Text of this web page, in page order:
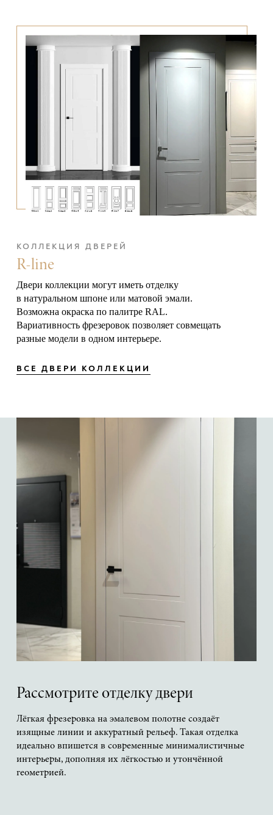
КОЛЛЕКЦИЯ ДВЕРЕЙ
R-line
Двери коллекции могут иметь отделку
в натуральном шпоне или матовой эмали.
Возможна окраска по палитре RAL.
Вариативность фрезеровок позволяет совмещать
разные модели в одном интерьере.
ВСЕ ДВЕРИ КОЛЛЕКЦИИ
Рассмотрите отделку двери
Лёгкая фрезеровка на эмалевом полотне создаёт
изящные линии и аккуратный рельеф. Такая отделка
идеально впишется в современные минималистичные
интерьеры, дополняя их лёгкостью и утончённой
геометрией.